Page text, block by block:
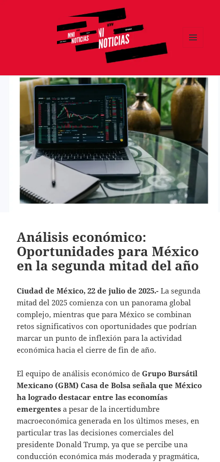
Análisis económico:
Oportunidades para México
en la segunda mitad del año
Ciudad de México, 22 de julio de 2025.- La segunda
mitad del 2025 comienza con un panorama global
complejo, mientras que para México se combinan
retos significativos con oportunidades que podrían
marcar un punto de inflexión para la actividad
económica hacia el cierre de fin de año.
El equipo de análisis económico deGrupo Bursátil
Mexicano (GBM) Casa de Bolsa señala que México
ha logrado destacar entre las economías
emergentes a pesar de la incertidumbre
macroeconómica generada en los últimos meses, en
particular tras las decisiones comerciales del
presidente Donald Trump, ya que se percibe una
conducción económica más moderada y pragmática,